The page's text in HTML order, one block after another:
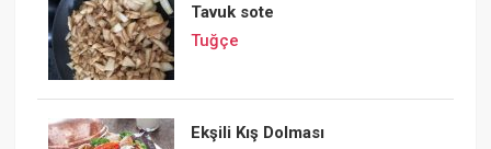
Tavuk sote
Tuğçe
Ekşili Kış Dolması